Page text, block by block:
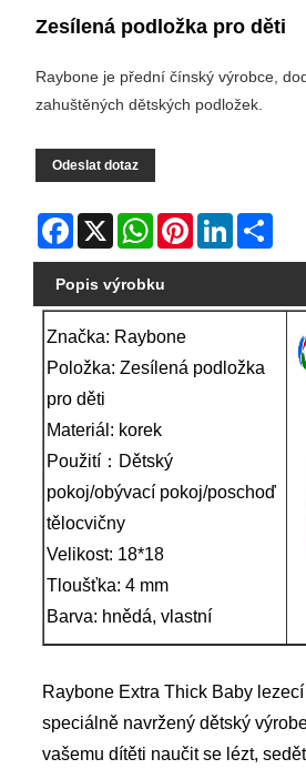
Zesílená podložka pro děti
Raybone je přední čínský výrobce,
zahuštěných dětských podložek.
Odeslat dotaz
Facebook
X WhatsAppPinterestLinkedIn
Popis výrobku
Značka: Raybone
Položka: Zesílená podložka
pro děti
Materiál: korek
Použití：Dětský
pokoj/obývací pokoj/poschoď
tělocvičny
Velikost: 18*18
Tloušťka: 4 mm
Barva: hnědá, vlastní
Raybone Extra Thick Baby
speciálně navržený dětský
vašemu dítěti naučit se lézt,